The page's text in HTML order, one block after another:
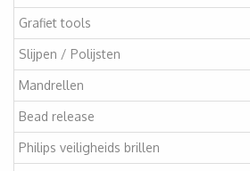
Grafiet tools
Slijpen / Polijsten
Mandrellen
Bead release
Philips veiligheids brillen